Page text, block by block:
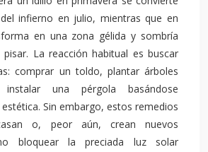
infierno en julio, mientras que en
en una zona gélida y sombría
La reacción habitual es buscar
comprar un toldo, plantar árboles
una pérgola basándose
Sin embargo, estos remedios
o, peor aún, crean nuevos
bloquear la preciada luz solar